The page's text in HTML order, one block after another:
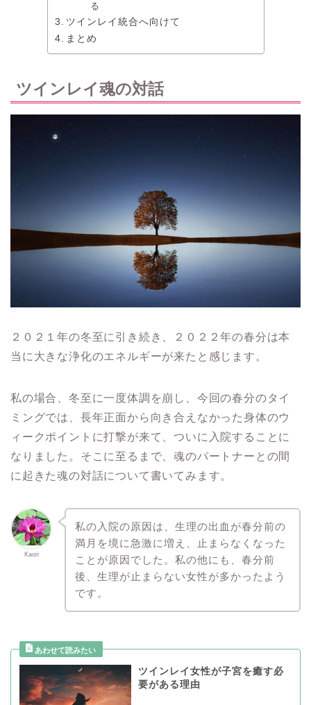
る
ツインレイ統合へ向けて
まとめ
ツインレイ魂の対話
２０２１年の冬至に引き続き、２０２２年の春分は本
当に大きな浄化のエネルギーが来たと感じます。
私の場合、冬至に一度体調を崩し、今回の春分のタイ
ミングでは、長年正面から向き合えなかった身体のウ
ィークポイントに打撃が来て、ついに入院することに
なりました。そこに至るまで、魂のパートナーとの間
に起きた魂の対話について書いてみます。
Kaori
私の入院の原因は、生理の出血が春分前の
満月を境に急激に増え、止まらなくなった
ことが原因でした。私の他にも、春分前
後、生理が止まらない女性が多かったよう
です。
ツインレイ女性が子宮を癒す必
要がある理由